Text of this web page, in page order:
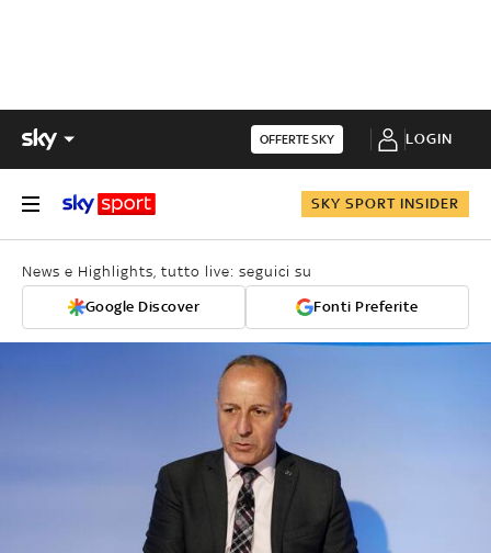
OFFERTE SKY LOGIN
SKY SPORT INSIDER
News e Highlights, tutto live: seguici su
Google Discover Fonti Preferite